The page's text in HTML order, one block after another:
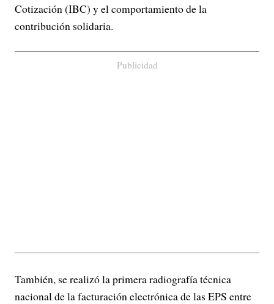
Cotización (IBC) y el comportamiento de la
contribución solidaria.
Publicidad
También, se realizó la primera radiografía técnica
nacional de la facturación electrónica de las EPS entre